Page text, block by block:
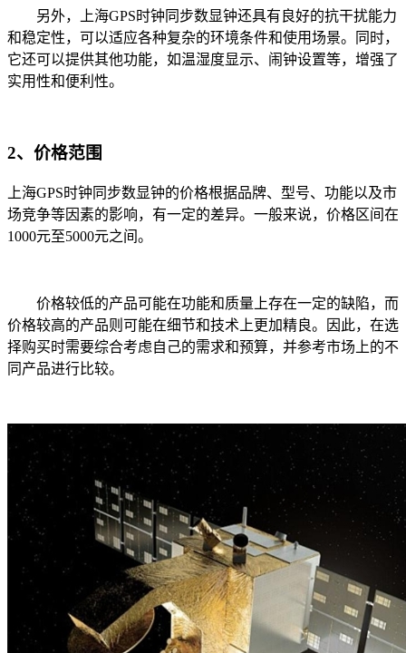
另外，上海GPS时钟同步数显钟还具有良好的抗干扰能力
和稳定性，可以适应各种复杂的环境条件和使用场景。同时，
它还可以提供其他功能，如温湿度显示、闹钟设置等，增强了
实用性和便利性。
2、价格范围
上海GPS时钟同步数显钟的价格根据品牌、型号、功能以及市
场竞争等因素的影响，有一定的差异。一般来说，价格区间在
1000元至5000元之间。
价格较低的产品可能在功能和质量上存在一定的缺陷，而
价格较高的产品则可能在细节和技术上更加精良。因此，在选
择购买时需要综合考虑自己的需求和预算，并参考市场上的不
同产品进行比较。